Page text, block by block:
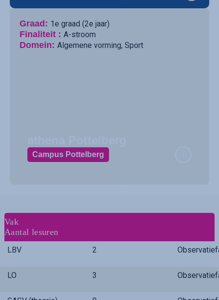
Graad: 1e graad (2e jaar)
Finaliteit : A-stroom
Domein: Algemene vorming, Sport
Campus Pottelberg
Vak
Aantal lesuren
LBV 2
LO 3